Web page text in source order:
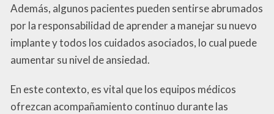
Además, algunos pacientes pueden sentirse abrumados
por la responsabilidad de aprender a manejar su nuevo
implante y todos los cuidados asociados, lo cual puede
aumentar su nivel de ansiedad.
En este contexto, es vital que los equipos médicos
ofrezcan acompañamiento continuo durante las